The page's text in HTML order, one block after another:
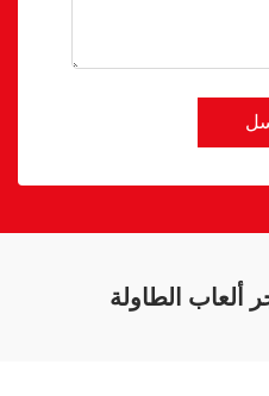
ألعاب الطاولة